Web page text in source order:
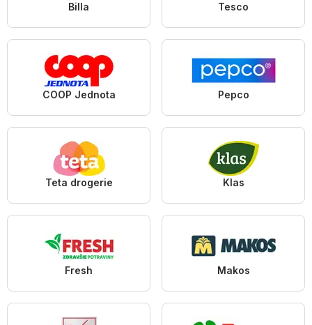
Billa Tesco
COOP Jednota Pepco
Teta drogerie Klas
Fresh Makos